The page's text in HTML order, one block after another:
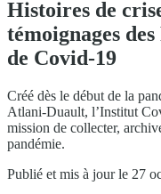
Histoires de
témoignages
de Covid-19
Créé dès le début de la
Atlani-Duault, l’Institut
mission de collecter,
pandémie.
Publié et mis à jour le 27